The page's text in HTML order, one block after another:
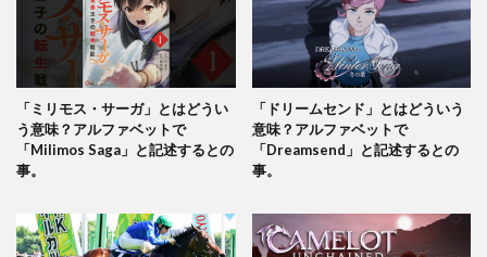
「ミリモス・サーガ」とはどうい
う意味？アルファベットで
「Milimos Saga」と記述するとの
事。
「ドリームセンド」とはどういう
意味？アルファベットで
「Dreamsend」と記述するとの
事。